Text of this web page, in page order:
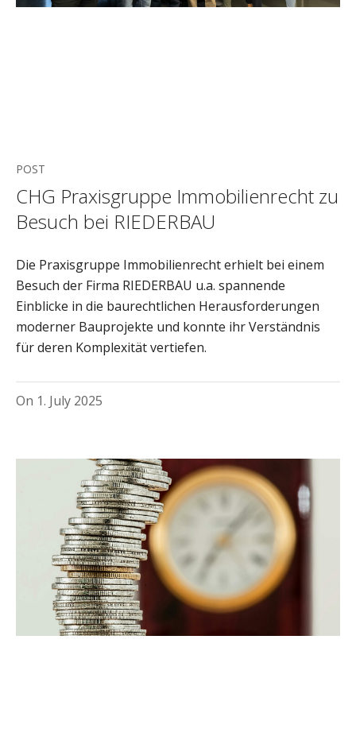
POST
CHG Praxisgruppe Immobilienrecht zu
Besuch bei RIEDERBAU
Die Praxisgruppe Immobilienrecht erhielt bei einem
Besuch der Firma RIEDERBAU u.a. spannende
Einblicke in die baurechtlichen Herausforderungen
moderner Bauprojekte und konnte ihr Verständnis
für deren Komplexität vertiefen.
On 1. July 2025